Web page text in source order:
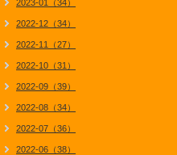
2023-01（34）
2022-12（34）
2022-11（27）
2022-10（31）
2022-09（39）
2022-08（34）
2022-07（36）
2022-06（38）